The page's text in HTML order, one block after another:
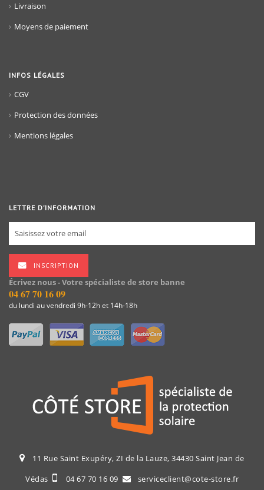
Livraison
Moyens de paiement
INFOS LÉGALES
CGV
Protection des données
Mentions légales
LETTRE D’INFORMATION
INSCRIPTION
Écrivez nous - Votre spécialiste de store banne
04 67 70 16 09
du lundi au vendredi 9h-12h et 14h-18h
11 Rue Saint Exupéry, ZI de la Lauze, 34430 Saint Jean de
Védas
04 67 70 16 09 serviceclient@cote-store.fr